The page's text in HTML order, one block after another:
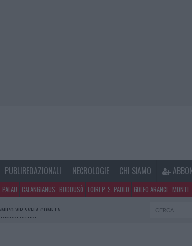
PUBLIREDAZIONALI NECROLOGIE CHI SIAMO
PALAU CALANGIANUS BUDDUSÒ LOIRI P. S. PAOLO GOLFO ARANCI MONTI
CHIUDE